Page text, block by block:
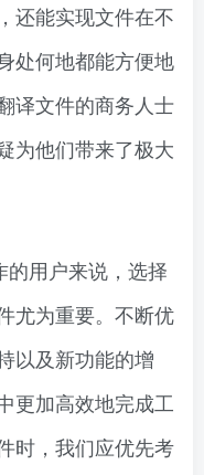
还能实现文件在不
处何地都能方便地
译文件的商务人士
为他们带来了极大
的用户来说，选择
尤为重要。不断优
以及新功能的增
更加高效地完成工
时，我们应优先考